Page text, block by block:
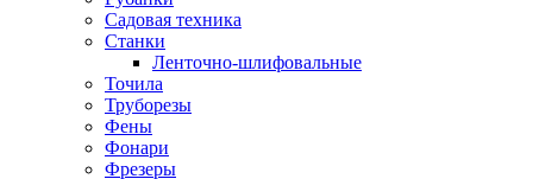
Садовая техника
Станки
Ленточно-шлифовальные
Точила
Труборезы
Фены
Фонари
Фрезеры